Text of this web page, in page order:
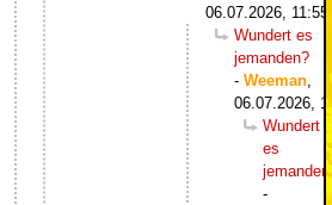
06.07.2026, 11:55
Wundert es
jemanden?
- Weeman
06.07.2026,
Wundert
es
-